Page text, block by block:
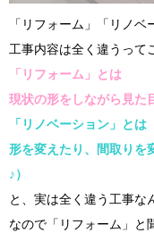
「リフォーム」「リノベ
工事内容は全く違うって
「リフォーム」とは
現状の形をしながら見た
「リノベーション」とは
形を変えたり、間取りを
♪）
と、実は全く違う工事な
なので「リフォーム」と